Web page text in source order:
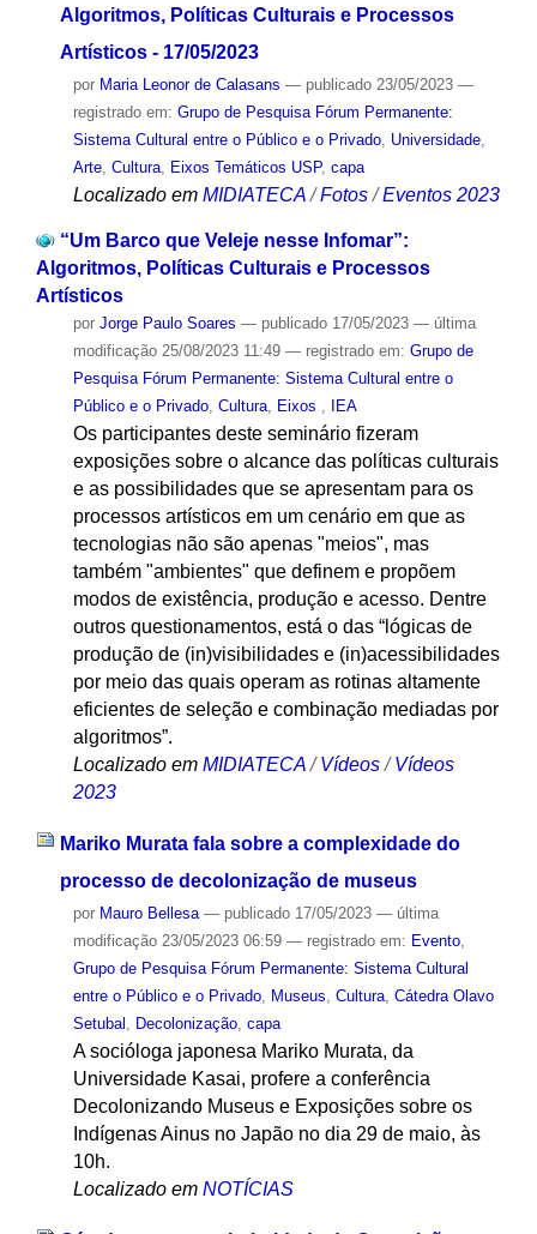
Algoritmos, Políticas Culturais e Processos
Artísticos - 17/05/2023
por Maria Leonor de Calasans — publicado23/05/2023 —
registrado em: Grupo de Pesquisa Fórum Permanente:
Sistema Cultural entre o Público e o Privado, Universidade,
Arte, Cultura, Eixos Temáticos USP, capa
Localizado em MIDIATECA /Fotos /Eventos 2023
“Um Barco que Veleje nesse Infomar”:
Algoritmos, Políticas Culturais e Processos
Artísticos
por Jorge Paulo Soares — publicado17/05/2023 — última
modificação25/08/2023 11:49 — registrado em: Grupo de
Pesquisa Fórum Permanente: Sistema Cultural entre o
Público e o Privado, Cultura, Eixos , IEA
Os participantes deste seminário fizeram
exposições sobre o alcance das políticas culturais
e as possibilidades que se apresentam para os
processos artísticos em um cenário em que as
tecnologias não são apenas "meios", mas
também "ambientes" que definem e propõem
modos de existência, produção e acesso. Dentre
outros questionamentos, está o das “lógicas de
produção de (in)visibilidades e (in)acessibilidades
por meio das quais operam as rotinas altamente
eficientes de seleção e combinação mediadas por
algoritmos”.
Localizado em MIDIATECA /Vídeos /Vídeos
2023
Mariko Murata fala sobre a complexidade do
processo de decolonização de museus
por Mauro Bellesa — publicado17/05/2023 — última
modificação23/05/2023 06:59 — registrado em: Evento,
Grupo de Pesquisa Fórum Permanente: Sistema Cultural
entre o Público e o Privado, Museus, Cultura, Cátedra Olavo
Setubal , Decolonização, capa
A socióloga japonesa Mariko Murata, da
Universidade Kasai, profere a conferência
Decolonizando Museus e Exposições sobre os
Indígenas Ainus no Japão no dia 29 de maio, às
10h.
Localizado em NOTÍCIAS